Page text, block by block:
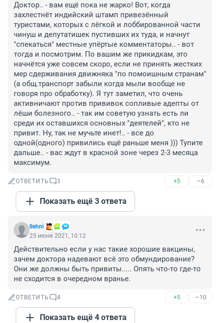
Доктор.. - вам ещё пока не жарко! Вот, когда
захлестнёт индийский штамп привезённый
туристами, которых с лёгкой и лоббированной части
чинуш и депутатишек пустивших их туда, и начнут
"спекаться" местные упёртые комментаторы.. - вот
тогда и посмотрим. По вашим же прикидкам, это
начнётся уже совсем скоро, если не принять жестких
мер сдерживания движняка "по помоишным странам"
(а общ.транспорт забыли когда мыли вообще не
говоря про обработку). Я тут заметил, что очень
активничают против прививок сопливые адепты от
лёши болезного.. - так им советую узнать есть ли
среди их оставшихся основных "деятелей", кто не
привит. Ну, так не мучьте инет!.. - все до
одной(одного) привились ещё раньше меня ))) Тупите
дальше.. - вас ждут в красной зоне через 2-3 месяца
максимум.
ОТВЕТИТЬ 3 +5 –6
Показать ещё 3 ответа
llehni
25 июня 2021, 10:12
Действительно если у нас такие хорошие вакцины,
зачем доктора надевают всё это обмундирование?
Они же должны быть привиты..... Опять что-то где-то
не сходится в очередном вранье.
ОТВЕТИТЬ 4 +5 –10
Показать ещё 4 ответа